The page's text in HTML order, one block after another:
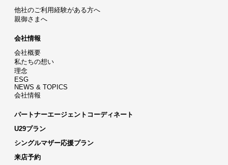
他社のご利用経験がある方へ
親御さまへ
会社情報
会社概要
私たちの想い
理念
ESG
NEWS & TOPICS
会社情報
パートナーエージェントコーディネート
U29プラン
シングルマザー応援プラン
来店予約